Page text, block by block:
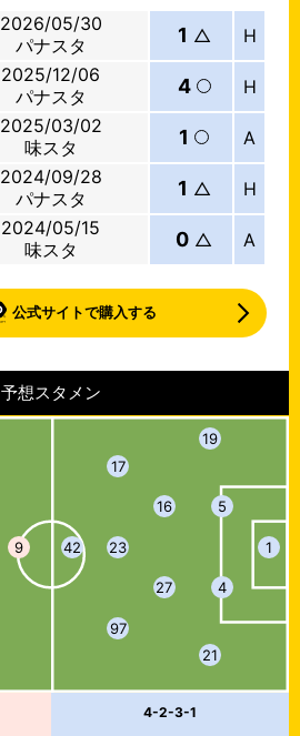
2026/05/30
パナスタ
1 △ H
2025/12/06
パナスタ
4 H
2025/03/02
味スタ
1 A
2024/09/28
パナスタ
1 △ H
2024/05/15
味スタ
0 △ A
公式サイトで購入する
予想スタメン
9
19
17
16 5
42 23 1
27 4
97
21
4-2-3-1